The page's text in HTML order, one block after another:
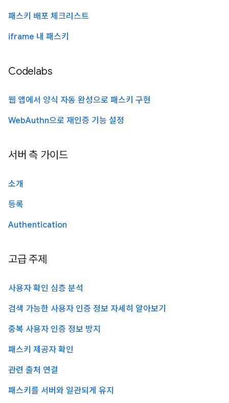
패스키 배포 체크리스트
iframe 내 패스키
Codelabs
웹 앱에서 양식 자동 완성으로 패스키 구현
WebAuthn으로 재인증 기능 설정
서버 측 가이드
소개
등록
Authentication
고급 주제
사용자 확인 심층 분석
검색 가능한 사용자 인증 정보 자세히 알아보기
중복 사용자 인증 정보 방지
패스키 제공자 확인
관련 출처 연결
패스키를 서버와 일관되게 유지